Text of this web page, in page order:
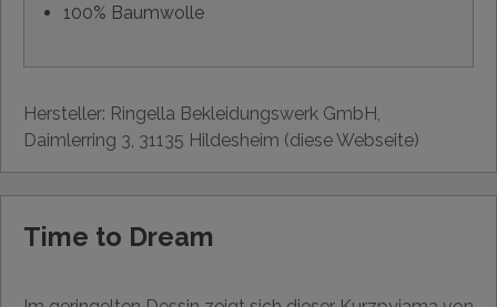
100% Baumwolle
Hersteller: Ringella Bekleidungswerk GmbH,
Daimlerring 3, 31135 Hildesheim (diese Webseite)
Time to Dream